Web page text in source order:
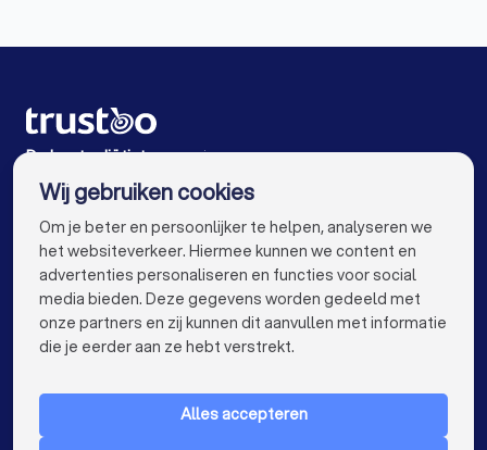
Diëtisten in Almere
Diëtisten in Nijmegen
Diëtisten in Enschede
Diëtisten in Haarlem
Diëtisten in Amersfoort
Diëtisten in Apeldoorn
Diëtisten in Den Bosch
Diëtisten in Maastricht
Diëtisten in Leiden
Diëtisten in Dordrecht
De beste diëtisten voor jou
VOOR PARTICULIEREN keyboard_arrow_down
Wij gebruiken cookies
Om je beter en persoonlijker te helpen, analyseren we
het websiteverkeer. Hiermee kunnen we content en
advertenties personaliseren en functies voor social
media bieden. Deze gegevens worden gedeeld met
onze partners en zij kunnen dit aanvullen met informatie
die je eerder aan ze hebt verstrekt.
Alles accepteren